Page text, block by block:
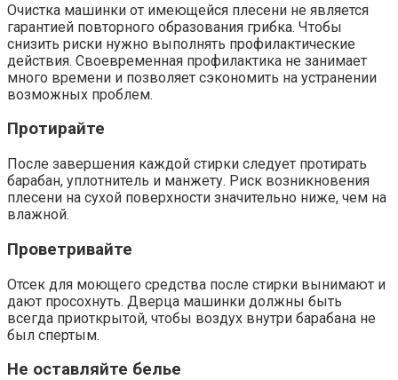
Очистка машинки от имеющейся плесени не является
гарантией повторного образования грибка. Чтобы
снизить риски нужно выполнять профилактические
действия. Своевременная профилактика не занимает
много времени и позволяет сэкономить на устранении
возможных проблем.
Протирайте
После завершения каждой стирки следует протирать
барабан, уплотнитель и манжету. Риск возникновения
плесени на сухой поверхности значительно ниже, чем на
влажной.
Проветривайте
Отсек для моющего средства после стирки вынимают и
дают просохнуть. Дверца машинки должны быть
всегда приоткрытой, чтобы воздух внутри барабана не
был спертым.
Не оставляйте белье